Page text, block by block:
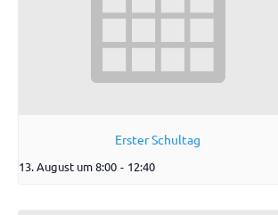
Erster Schultag
13. August um 8:00 - 12:40